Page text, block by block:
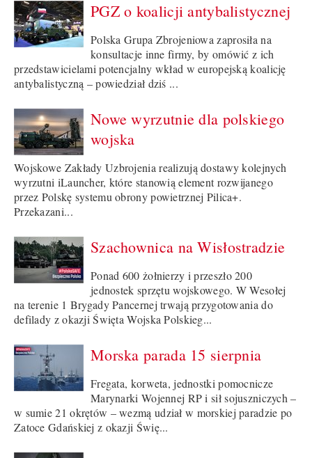
PGZ o koalicji antybalistycznej
Polska Grupa Zbrojeniowa zaprosiła na
konsultacje inne firmy, by omówić z ich
przedstawicielami potencjalny wkład w europejską koalicję
antybalistyczną – powiedział dziś ...
Nowe wyrzutnie dla polskiego
wojska
Wojskowe Zakłady Uzbrojenia realizują dostawy kolejnych
wyrzutni iLauncher, które stanowią element rozwijanego
przez Polskę systemu obrony powietrznej Pilica+.
Przekazani...
Szachownica na Wisłostradzie
Ponad 600 żołnierzy i przeszło 200
jednostek sprzętu wojskowego. W Wesołej
na terenie 1 Brygady Pancernej trwają przygotowania do
defilady z okazji Święta Wojska Polskieg...
Morska parada 15 sierpnia
Fregata, korweta, jednostki pomocnicze
Marynarki Wojennej RP i sił sojuszniczych –
w sumie 21 okrętów – wezmą udział w morskiej paradzie po
Zatoce Gdańskiej z okazji Świę...